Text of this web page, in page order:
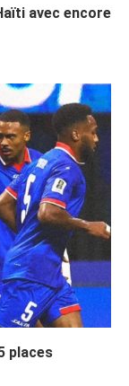
avec encore
places